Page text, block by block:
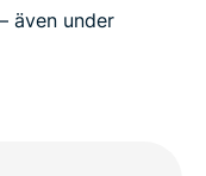
även under